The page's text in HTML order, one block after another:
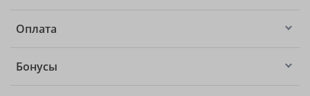
Оплата
Бонусы